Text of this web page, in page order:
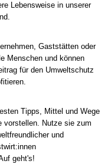
Lebensweise in unserer
Gaststätten oder
Menschen und können
für den Umweltschutz
Tipps, Mittel und Wege
vorstellen. Nutze sie zum
und
geht's!